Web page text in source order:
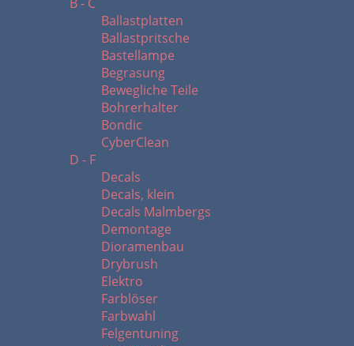
Ballastplatten
Ballastpritsche
Bastellampe
Begrasung
Bewegliche Teile
Bohrerhalter
Bondic
CyberClean
D - F
Decals
Decals, klein
Decals Malmbergs
Demontage
Dioramenbau
Drybrush
Elektro
Farblöser
Farbwahl
Felgentuning